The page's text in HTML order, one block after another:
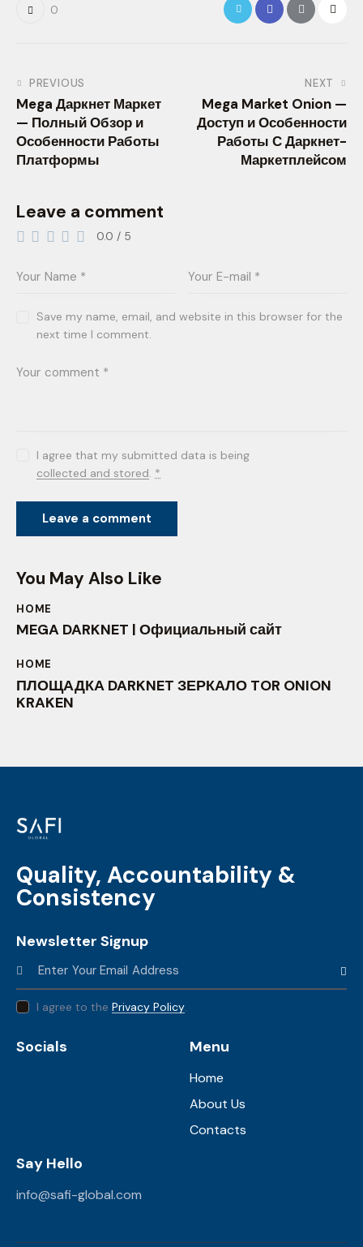
0
PREVIOUS
Mega Даркнет Маркет
— Полный Обзор и
Особенности Работы
Платформы
NEXT
Mega Market Onion —
Доступ и Особенности
Работы С Даркнет-
Маркетплейсом
Leave a comment
0.0 / 5
Save my name, email, and website in this browser for the
next time I comment.
I agree that my submitted data is being
collected and stored. *
You May Also Like
HOME
MEGA DARKNET | Официальный сайт
HOME
ПЛОЩАДКА DARKNET ЗЕРКАЛО TOR ONION
KRAKEN
Quality, Accountability &
Consistency
Newsletter Signup
I agree to the Privacy Policy
Socials Menu
Home
About Us
Contacts
Say Hello
info@safi-global.com